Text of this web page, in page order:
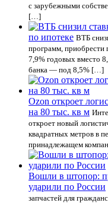
с зарубежными
[…]
по ипотеке ВТБ
программ, приобрести
7,9% годовых вместо
банка — под 8,5% […]
Ozon откроет
на 80 тыс. кв м
откроет новый
квадратных метров в
принадлежащем
Вошли в штопор:
ударили по России
запчастей для